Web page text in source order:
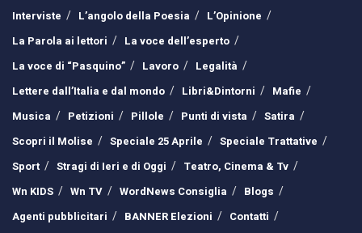
Interviste
L’angolo della Poesia
L’Opinione
La Parola ai lettori
La voce dell’esperto
La voce di “Pasquino”
Lavoro
Legalità
Lettere dall’Italia e dal mondo
Libri&Dintorni
Mafie
Musica
Petizioni Pillole Punti di vista
Satira
Scopri il Molise
Speciale 25 Aprile
Speciale Trattative
Sport
Stragi di Ieri e di Oggi
Teatro, Cinema & Tv
Wn KIDS
Wn TV WordNews Consiglia
Blogs
Agenti pubblicitari
BANNER Elezioni
Contatti